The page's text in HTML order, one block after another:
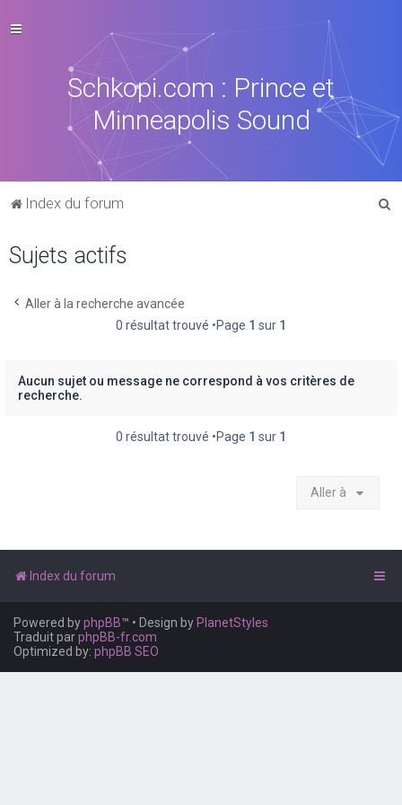
Schkopi.com : Prince et
Minneapolis Sound
Index du forum
Sujets actifs
Aller à la recherche avancée
0 résultat trouvé •Page 1 sur 1
Aucun sujet ou message ne correspond à vos critères de
recherche.
0 résultat trouvé •Page 1 sur 1
Aller à
Index du forum
Powered byphpBB™ • Design by PlanetStyles
Traduit parphpBB-fr.com
Optimized by: phpBB SEO